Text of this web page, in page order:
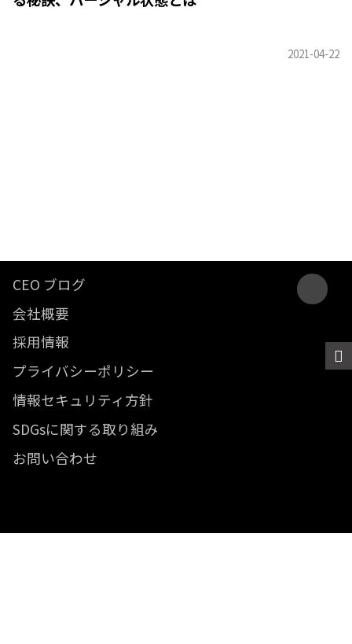
CEO ブログ
会社概要
採用情報
プライバシーポリシー
情報セキュリティ方針
SDGsに関する取り組み
お問い合わせ